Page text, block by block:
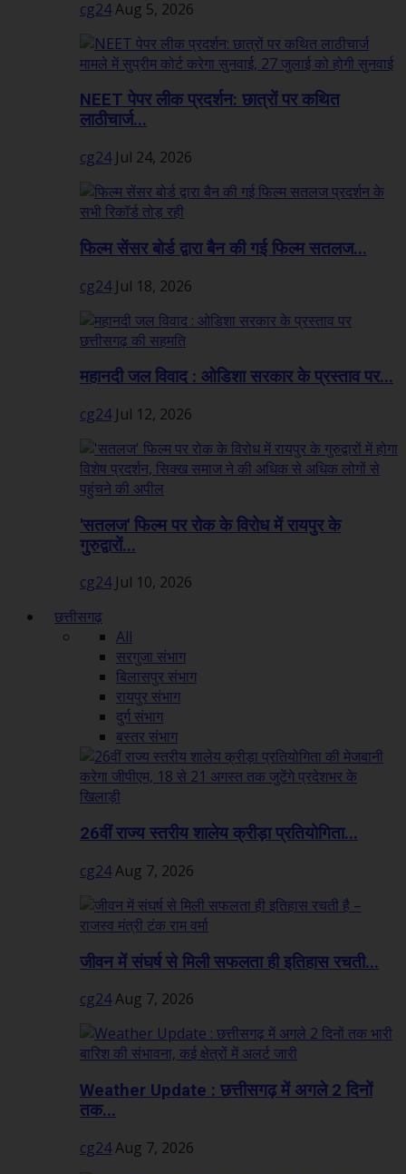
cg24Aug 5, 2026
NEET पेपर लीक प्रदर्शन: छात्रों पर कथित
लाठीचार्ज...
cg24 Jul 24, 2026
फिल्म सेंसर बोर्ड द्वारा बैन की गई फिल्म सतलज...
cg24 Jul 18, 2026
महानदी जल विवाद : ओडिशा सरकार के प्रस्ताव पर...
cg24 Jul 12, 2026
'सतलज' फिल्म पर रोक के विरोध में रायपुर के
गुरुद्वारों...
cg24 Jul 10, 2026
छत्तीसगढ़
All
सरगुजा संभाग
बिलासपुर संभाग
रायपुर संभाग
दुर्ग संभाग
बस्तर संभाग
26वीं राज्य स्तरीय शालेय क्रीड़ा प्रतियोगिता...
cg24Aug 7, 2026
जीवन में संघर्ष से मिली सफलता ही इतिहास रचती...
cg24Aug 7, 2026
Weather Update : छत्तीसगढ़ में अगले 2 दिनों
तक...
cg24Aug 7, 2026